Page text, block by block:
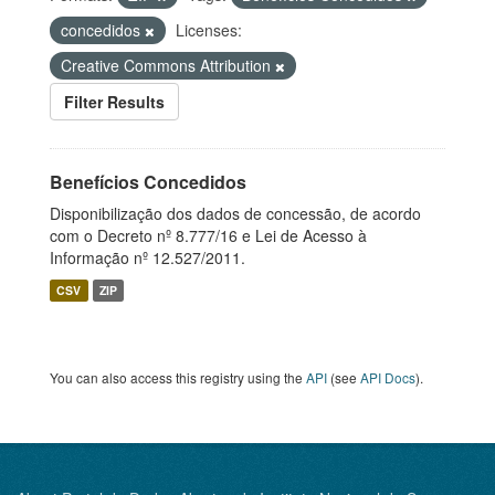
concedidos
Licenses:
Creative Commons Attribution
Filter Results
Benefícios Concedidos
Disponibilização dos dados de concessão, de acordo
com o Decreto nº 8.777/16 e Lei de Acesso à
Informação nº 12.527/2011.
CSV ZIP
You can also access this registry using the API (see API Docs).